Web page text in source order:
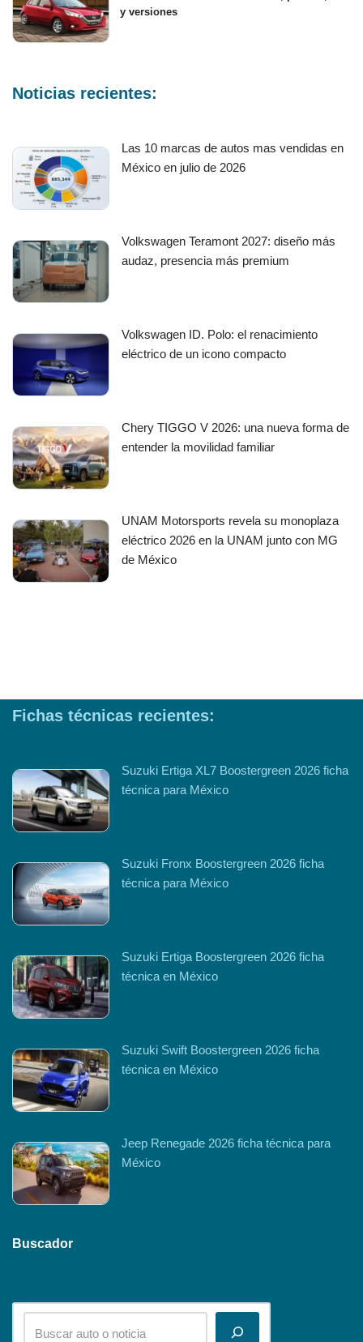
y versiones
Noticias recientes:
Las 10 marcas de autos mas vendidas en
México en julio de 2026
Volkswagen Teramont 2027: diseño más
audaz, presencia más premium
Volkswagen ID. Polo: el renacimiento
eléctrico de un icono compacto
Chery TIGGO V 2026: una nueva forma de
entender la movilidad familiar
UNAM Motorsports revela su monoplaza
eléctrico 2026 en la UNAM junto con MG
de México
Fichas técnicas recientes:
Suzuki Ertiga XL7 Boostergreen 2026 ficha
técnica para México
Suzuki Fronx Boostergreen 2026 ficha
técnica para México
Suzuki Ertiga Boostergreen 2026 ficha
técnica en México
Suzuki Swift Boostergreen 2026 ficha
técnica en México
Jeep Renegade 2026 ficha técnica para
México
Buscador